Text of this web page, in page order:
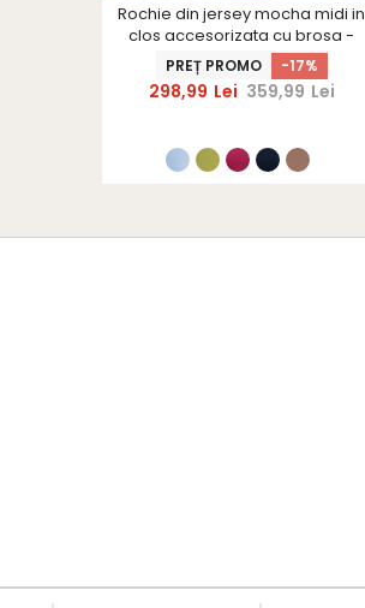
Rochie din jersey mocha midi in
clos accesorizata cu brosa -
StarShinerS
PREȚ PROMO -17%
298,99 Lei 359,99 Lei